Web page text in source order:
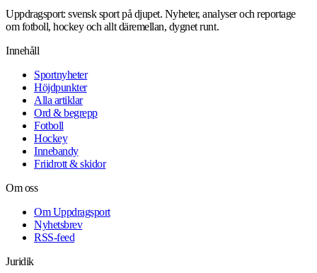
Uppdragsport: svensk sport på djupet. Nyheter, analyser och reportage
om fotboll, hockey och allt däremellan, dygnet runt.
Innehåll
Sportnyheter
Höjdpunkter
Alla artiklar
Ord & begrepp
Fotboll
Hockey
Innebandy
Friidrott & skidor
Om oss
Om Uppdragsport
Nyhetsbrev
RSS-feed
Juridik